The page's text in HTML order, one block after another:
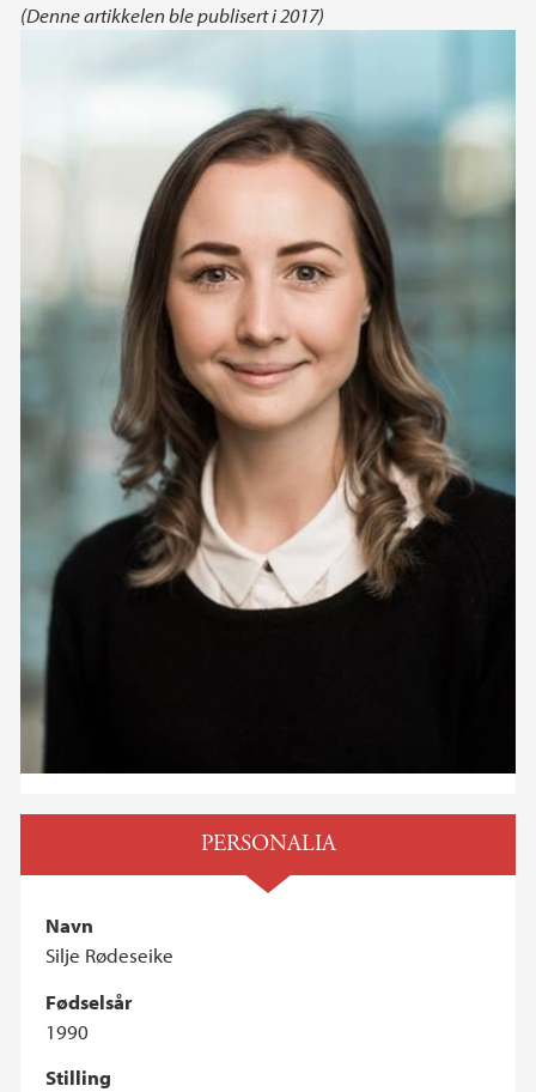
(Denne artikkelen ble publisert i 2017)
PERSONALIA
Navn
Silje Rødeseike
Fødselsår
1990
Stilling